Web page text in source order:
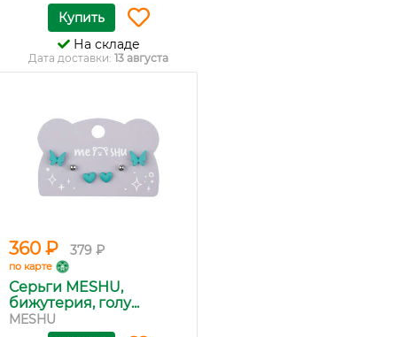
Купить
На складе
Дата доставки: 13 августа
360 ₽ 379 ₽
по карте
Серьги MESHU,
бижутерия, голу...
MESHU